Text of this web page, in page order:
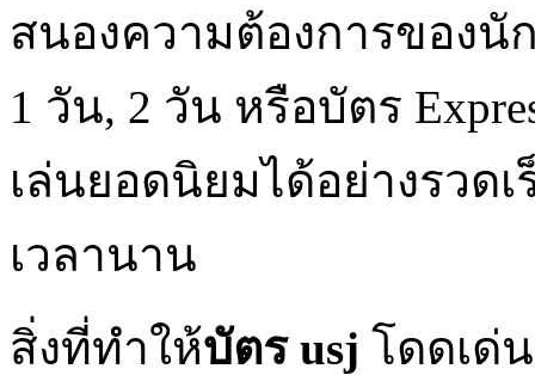
สนองความต้องการของนั
1 วัน, 2 วัน หรือบัตร
เล่นยอดนิยมได้อย่างรวดเ
เวลานาน
สิ่งที่ทำให้บัตร usj โดดเด่